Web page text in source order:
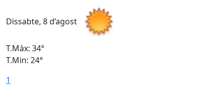
Dissabte, 8 d’agost
T.Màx: 34°
T.Min: 24°
1